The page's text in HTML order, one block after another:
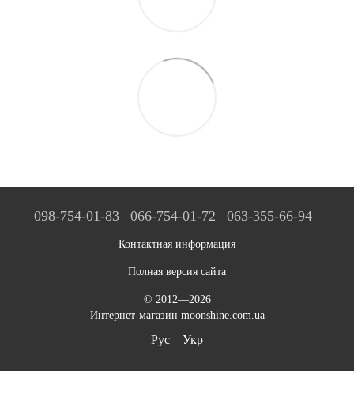
098-754-01-83 066-754-01-72 063-355-66-94
Контактная информация
Полная версия сайта
© 2012—2026
Интернет-магазин moonshine.com.ua
Рус Укр